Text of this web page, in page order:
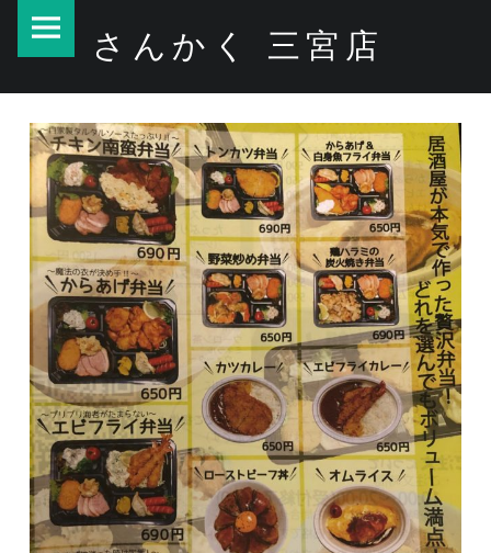
お弁当販売
– さんかく 三宮店
さんかく 三宮店